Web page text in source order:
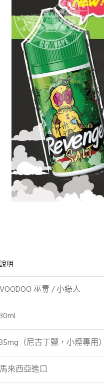
說明
VOODOO 巫毒 / 小綠人
30ml
35mg（尼古丁鹽，小煙專用）
馬來西亞進口